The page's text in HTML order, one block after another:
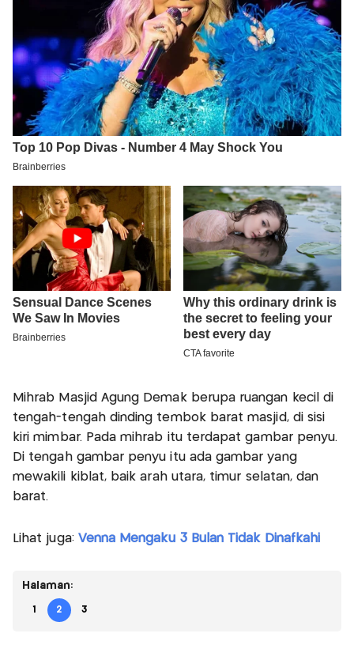
Mihrab Masjid Agung Demak berupa ruangan kecil di
tengah-tengah dinding tembok barat masjid, di sisi
kiri mimbar. Pada mihrab itu terdapat gambar penyu.
Di tengah gambar penyu itu ada gambar yang
mewakili kiblat, baik arah utara, timur selatan, dan
barat.
Lihat juga: Venna Mengaku 3 Bulan Tidak Dinafkahi
Halaman:
1 2 3